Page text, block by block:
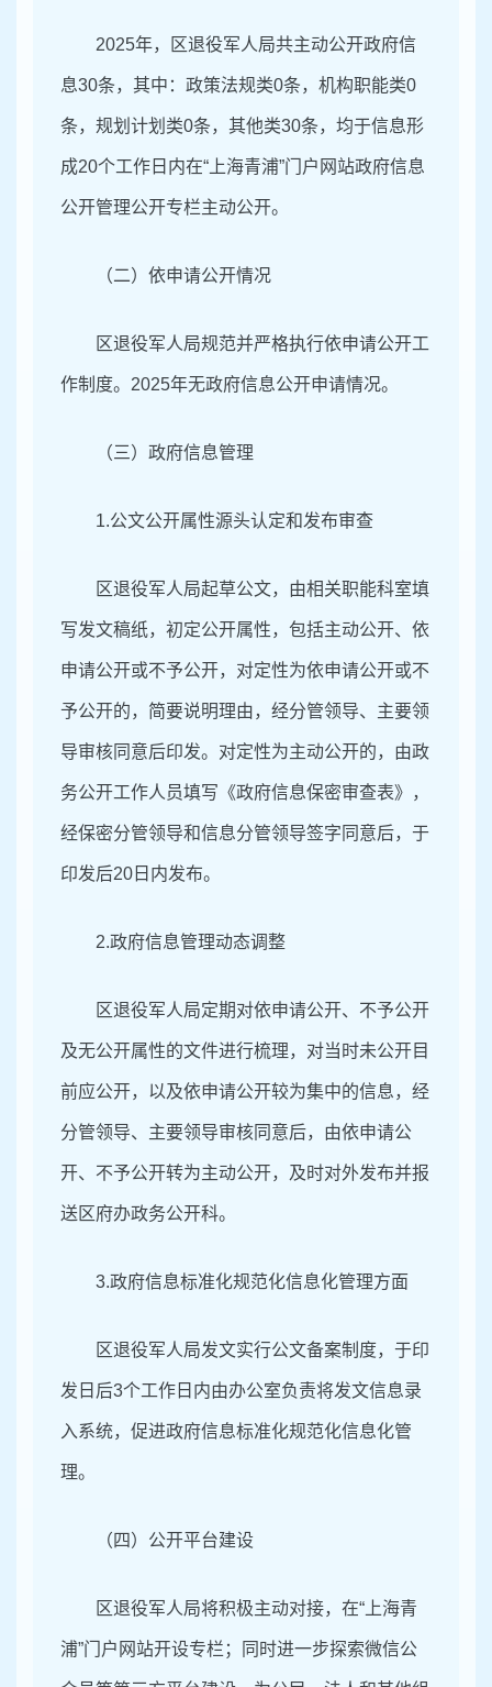
2025年，区退役军人局共主动公开政府信
息30条，其中：政策法规类0条，机构职能类0
条，规划计划类0条，其他类30条，均于信息形
成20个工作日内在“上海青浦”门户网站政府信息
公开管理公开专栏主动公开。
（二）依申请公开情况
区退役军人局规范并严格执行依申请公开工
作制度。 2025年无政府信息公开申请情况。
（三） 政府信息管理
1.公文公开属性源头认定和发布审查
区退役军人局起草公文，由相关职能科室填
写发文稿纸，初定公开属性，包括主动公开、依
申请公开或不予公开，对定性为依申请公开或不
予公开的，简要说明理由，经分管领导、主要领
导审核同意后印发。对定性为主动公开的，由政
务公开工作人员填写《政府信息保密审查表》，
经保密分管领导和信息分管领导签字同意后，于
印发后20日内发布。
2.政府信息管理动态调整
区退役军人局定期对依申请公开、不予公开
及无公开属性的文件进行梳理，对当时未公开目
前应公开，以及依申请公开较为集中的信息，经
分管领导、主要领导审核同意后，由依申请公
开、不予公开转为主动公开，及时对外发布并报
送区府办政务公开科。
3.政府信息标准化规范化信息化管理方面
区退役军人局发文实行公文备案制度，于印
发日后3个工作日内由办公室负责将发文信息录
入系统，促进政府信息标准化规范化信息化管
理。
（四） 公开平台建设
区退役军人局将积极主动对接，在“上海青
浦”门户网站开设专栏；同时进一步探索微信公